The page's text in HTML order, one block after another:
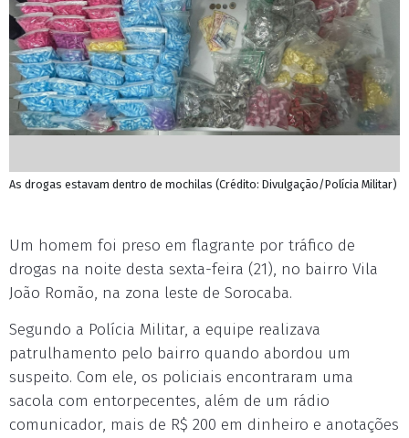
As drogas estavam dentro de mochilas (Crédito: Divulgação/Polícia Militar)
Um homem foi preso em flagrante por tráfico de
drogas na noite desta sexta-feira (21), no bairro Vila
João Romão, na zona leste de Sorocaba.
Segundo a Polícia Militar, a equipe realizava
patrulhamento pelo bairro quando abordou um
suspeito. Com ele, os policiais encontraram uma
sacola com entorpecentes, além de um rádio
comunicador, mais de R$ 200 em dinheiro e anotações